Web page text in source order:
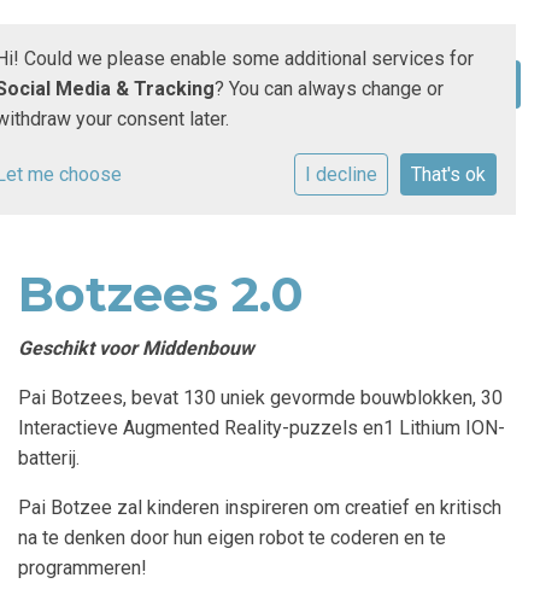
Botzees 2.0
Geschikt voor Middenbouw
Pai Botzees, bevat 130 uniek gevormde bouwblokken, 30
Interactieve Augmented Reality-puzzels en1 Lithium ION-
batterij.
Pai Botzee zal kinderen inspireren om creatief en kritisch
na te denken door hun eigen robot te coderen en te
programmeren!
Could we please enable some additional services for
Media & Tracking? You can always change or
your consent later.
me choose I decline That's ok